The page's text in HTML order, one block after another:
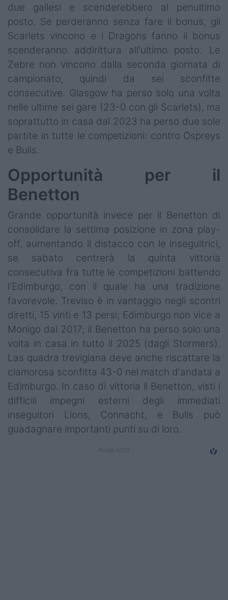
due gallesi e scenderebbero al penultimo
posto. Se perderanno senza fare il bonus, gli
Scarlets vincono e i Dragons fanno il bonus
scenderanno addirittura all'ultimo posto. Le
Zebre non vincono dalla seconda giornata di
campionato, quindi da sei sconfitte
consecutive. Glasgow ha perso solo una volta
nelle ultime sei gare (23-0 con gli Scarlets), ma
soprattutto in casa dal 2023 ha perso due sole
partite in tutte le competizioni: contro Ospreys
e Bulls.
Opportunità per il
Benetton
Grande opportunità invece per il Benetton di
consolidare la settima posizione in zona play-
off, aumentando il distacco con le inseguitrici,
se sabato centrerà la quinta vittoria
consecutiva fra tutte le competizioni battendo
l'Edimburgo, con il quale ha una tradizione
favorevole. Treviso è in vantaggio negli scontri
diretti, 15 vinti e 13 persi; Edimburgo non vice a
Monigo dal 2017; il Benetton ha perso solo una
volta in casa in tutto il 2025 (dagli Stormers).
Las quadra trevigiana deve anche riscattare la
clamorosa sconfitta 43-0 nel match d'andata a
Edimburgo. In caso di vittoria il Benetton, visti i
difficili impegni esterni degli immediati
inseguitori Lions, Connacht, e Bulls può
guadagnare importanti punti su di loro.